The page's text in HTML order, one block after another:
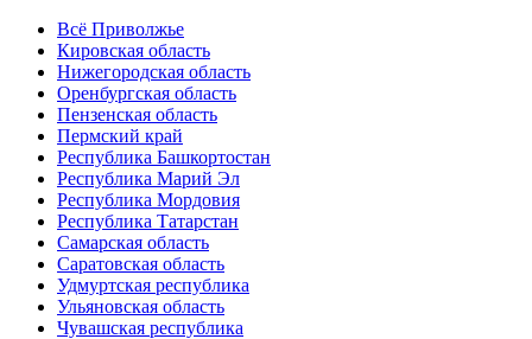
Всё Приволжье
Кировская область
Нижегородская область
Оренбургская область
Пензенская область
Пермский край
Республика Башкортостан
Республика Марий Эл
Республика Мордовия
Республика Татарстан
Самарская область
Саратовская область
Удмуртская республика
Ульяновская область
Чувашская республика